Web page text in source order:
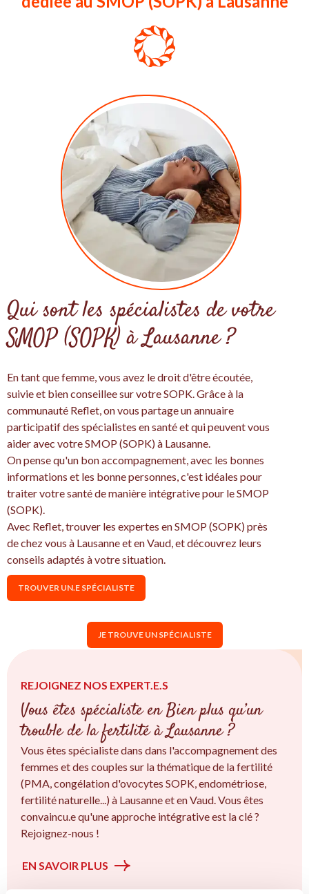
Qui sont les spécialistes de votre
SMOP (SOPK) à Lausanne ?
En tant que femme, vous avez le droit d'être écoutée,
suivie et bien conseillee sur votre SOPK. Grâce à la
communauté Reflet, on vous partage un annuaire
participatif des spécialistes en santé et qui peuvent vous
aider avec votre SMOP (SOPK) à Lausanne.
On pense qu'un bon accompagnement, avec les bonnes
informations et les bonne personnes, c'est idéales pour
traiter votre santé de manière intégrative pour le SMOP
(SOPK).
Avec Reflet, trouver les expertes en SMOP (SOPK) près
de chez vous à Lausanne et en Vaud, et découvrez leurs
conseils adaptés à votre situation.
TROUVER UN.E SPÉCIALISTE
JE TROUVE UN SPÉCIALISTE
REJOIGNEZ NOS EXPERT.E.S
Vous êtes spécialiste en Bien plus qu’un
trouble de la fertilité à Lausanne ?
Vous êtes spécialiste dans dans l'accompagnement des
femmes et des couples sur la thématique de la fertilité
(PMA, congélation d'ovocytes SOPK, endométriose,
fertilité naturelle...) à Lausanne et en Vaud. Vous êtes
convaincu.e qu'une approche intégrative est la clé ?
Rejoignez-nous !
EN SAVOIR PLUS